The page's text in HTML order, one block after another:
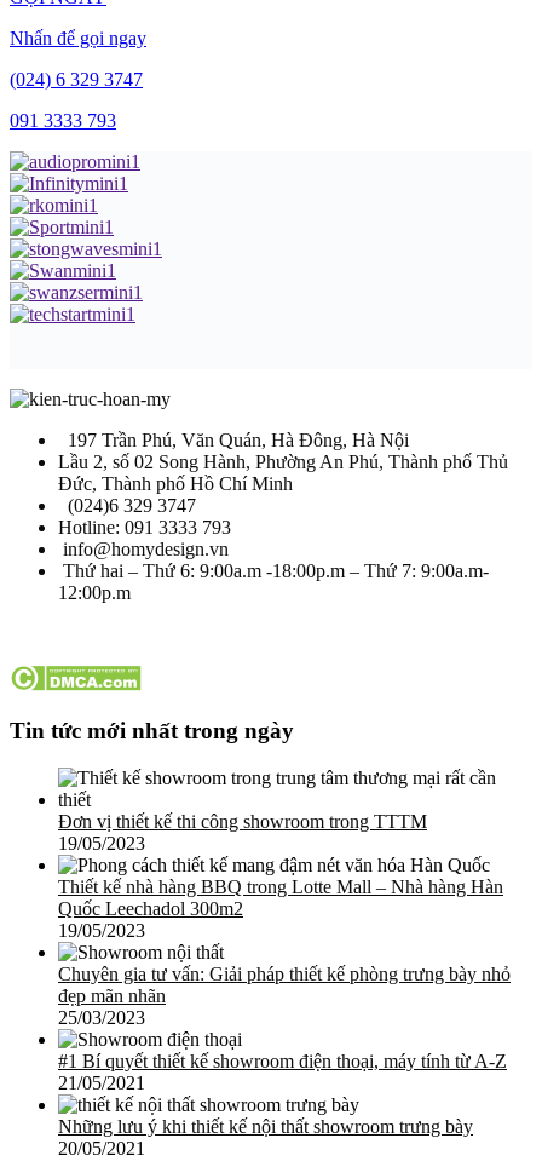
Nhấn để gọi ngay
(024) 6 329 3747
091 3333 793
197 Trần Phú, Văn Quán, Hà Đông, Hà Nội
Lầu 2, số 02 Song Hành, Phường An Phú, Thành phố Thủ
Đức, Thành phố Hồ Chí Minh
(024)6 329 3747
Hotline: 091 3333 793
info@homydesign.vn
Thứ hai – Thứ 6: 9:00a.m -18:00p.m – Thứ 7: 9:00a.m-
12:00p.m
Tin tức mới nhất trong ngày
Đơn vị thiết kế thi công showroom trong TTTM
19/05/2023
Thiết kế nhà hàng BBQ trong Lotte Mall – Nhà hàng Hàn
Quốc Leechadol 300m2
19/05/2023
Chuyên gia tư vấn: Giải pháp thiết kế phòng trưng bày nhỏ
đẹp mãn nhãn
25/03/2023
#1 Bí quyết thiết kế showroom điện thoại, máy tính từ A-Z
21/05/2021
Những lưu ý khi thiết kế nội thất showroom trưng bày
20/05/2021